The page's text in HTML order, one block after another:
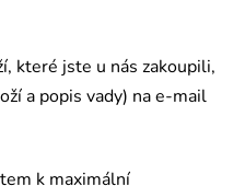
které jste u nás zakoupili,
a popis vady) na e-mail
k maximální